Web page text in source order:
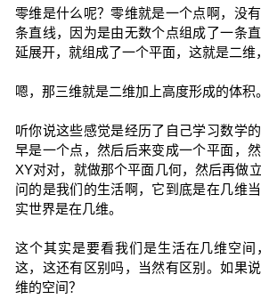
零维是什么呢？零维就是一个点啊，没
条直线，因为是由无数个点组成了一条
延展开，就组成了一个平面，这就是二维
嗯，那三维就是二维加上高度形成的体积。
听你说这些感觉是经历了自己学习数学
早是一个点，然后后来变成一个平面，
XY对对，就做那个平面几何，然后再做
问的是我们的生活啊，它到底是在几维
实世界是在几维。
这个其实是要看我们是生活在几维空间
这，这还有区别吗，当然有区别。如果
维的空间？